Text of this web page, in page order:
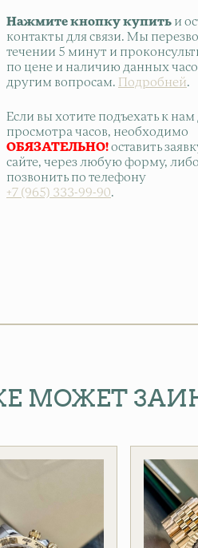
Нажмите кнопку купить и
контакты для связи. Мы
течении 5 минут и
по цене и наличию данных
другим вопросам.
Подробней.
Если вы хотите подъехать к нам
просмотра часов, необходимо
ОБЯЗАТЕЛЬНО! оставить
сайте, через любую форму, либо
позвонить по телефону
+7 (965) 333-99-90.
МОЖЕТ